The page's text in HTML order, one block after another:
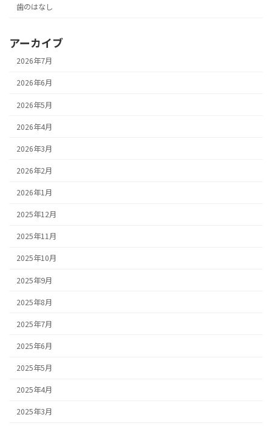
歯のはなし
アーカイブ
2026年7月
2026年6月
2026年5月
2026年4月
2026年3月
2026年2月
2026年1月
2025年12月
2025年11月
2025年10月
2025年9月
2025年8月
2025年7月
2025年6月
2025年5月
2025年4月
2025年3月